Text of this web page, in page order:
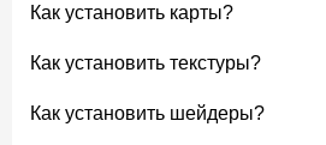
Как установить карты?
Как установить текстуры?
Как установить шейдеры?